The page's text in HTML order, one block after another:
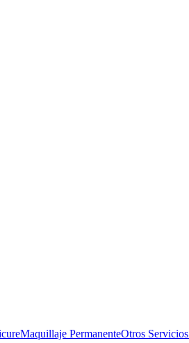
Maquillaje PermanenteOtros